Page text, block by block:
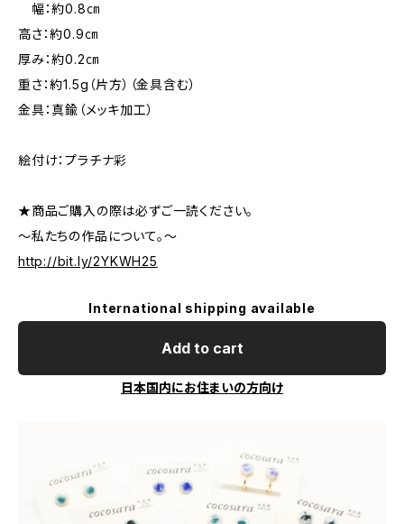
幅：約0.8㎝
高さ：約0.9㎝
厚み：約0.2㎝
重さ：約1.5g（片方）（金具含む）
金具：真鍮（メッキ加工）
絵付け：プラチナ彩
★商品ご購入の際は必ずご一読ください。
～私たちの作品について。～
http://bit.ly/2YKWH25
International shipping available
Add to cart
日本国内にお住まいの方向け